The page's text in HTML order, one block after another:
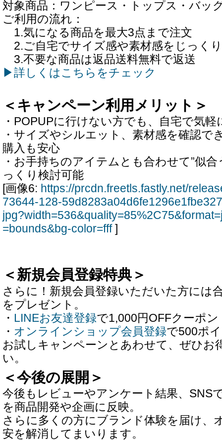
対象商品：ワンピース・トップス・バッ
ご利用の流れ：
1.気になる商品を最大3点まで注文
2.ご自宅でサイズ感や素材感をじっく
3.不要な商品は返品送料無料で返送
▶詳しくはこちらをチェック
＜キャンペーン利用メリット＞
・POPUPに行けない方でも、自宅で気
・サイズやシルエット、素材感を確認で
購入も安心
・お手持ちのアイテムとも合わせて”似
っくり検討可能
[画像6: https://prcdn.freetls.fastly.net/
73644-128-
=bounds&bg-color=fff]
＜新規会員登録特典＞
さらに！新規会員登録いただいた方には
をプレゼント。
・ LINEお友達登録で1,000円OFFクーポン
・ オンラインショップ会員登録で500ポ
お試しキャンペーンとあわせて、ぜひお
い。
＜今後の展開＞
今後もレビューやアンケート結果、SNS
を商品開発や企画に反映。
さらに多くの方にブランド体験を届け、
安を解消してまいります。